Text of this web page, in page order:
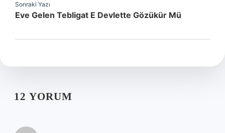
Sonraki Yazı
Eve Gelen Tebligat E Devlette Gözükür Mü
12 YORUM